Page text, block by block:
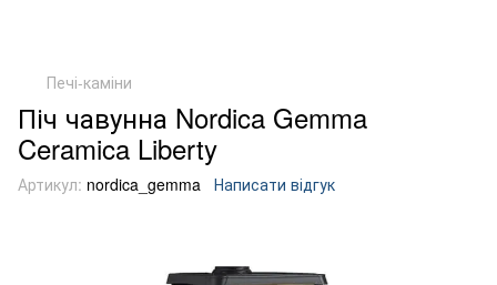
Печі-каміни
Піч чавунна Nordica Gemma
Ceramica Liberty
Артикул: nordica_gemma Написати відгук